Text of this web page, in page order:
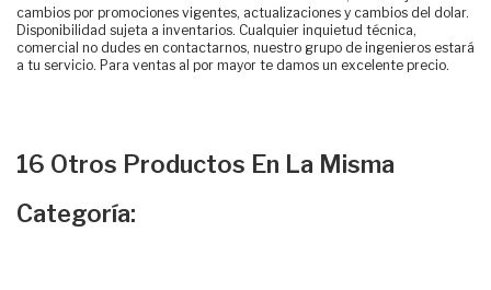
cambios por promociones vigentes, actualizaciones y cambios del dolar.
Disponibilidad sujeta a inventarios. Cualquier inquietud técnica,
comercial no dudes en contactarnos, nuestro grupo de ingenieros estará
a tu servicio. Para ventas al por mayor te damos un excelente precio.
16 Otros Productos En La Misma
Categoría: